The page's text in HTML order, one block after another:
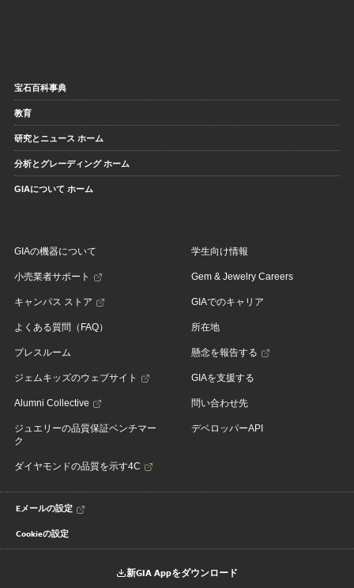
宝石百科事典
教育
研究とニュース ホーム
分析とグレーディング ホーム
GIAについて ホーム
GIAの機器について
小売業者サポート
キャンパス ストア
よくある質問（FAQ）
プレスルーム
ジェムキッズのウェブサイト
Alumni Collective
ジュエリーの品質保証ベンチマー
ク
ダイヤモンドの品質を示す4C
学生向け情報
Gem & Jewelry Careers
GIAでのキャリア
所在地
懸念を報告する
GIAを支援する
問い合わせ先
デベロッパーAPI
Eメールの設定
Cookieの設定
新GIA Appをダウンロード